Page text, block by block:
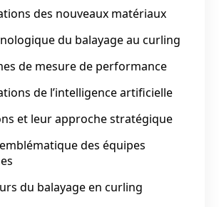
des nouveaux matériaux
du balayage au curling
de mesure de performance
de l’intelligence artificielle
et leur approche stratégique
emblématique des équipes
du balayage en curling